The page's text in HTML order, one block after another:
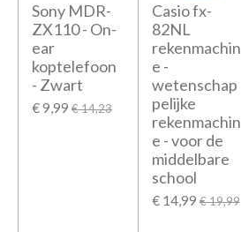
Sony MDR-
ZX110 - On-
ear
koptelefoon
- Zwart
€ 9,99 € 14,23
Casio fx-
82NL
rekenmachin
e -
wetenschap
pelijke
rekenmachin
e - voor de
middelbare
school
€ 14,99 € 19,99